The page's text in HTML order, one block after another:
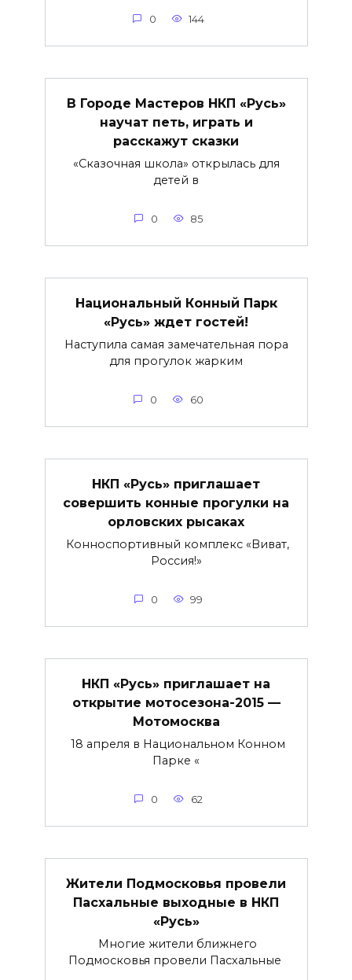
0 144
В Городе Мастеров НКП «Русь»
научат петь, играть и
расскажут сказки
«Сказочная школа» открылась для
детей в
0 85
Национальный Конный Парк
«Русь» ждет гостей!
Наступила самая замечательная пора
для прогулок жарким
0 60
НКП «Русь» приглашает
совершить конные прогулки на
орловских рысаках
Конноспортивный комплекс «Виват,
Россия!»
0 99
НКП «Русь» приглашает на
открытие мотосезона-2015 —
Мотомосква
18 апреля в Национальном Конном
Парке «
0 62
Жители Подмосковья провели
Пасхальные выходные в НКП
«Русь»
Многие жители ближнего
Подмосковья провели Пасхальные